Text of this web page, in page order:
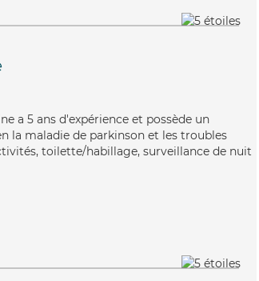
a 5 ans d'expérience et possède un
la maladie de parkinson et les troubles
toilette/habillage, surveillance de nuit